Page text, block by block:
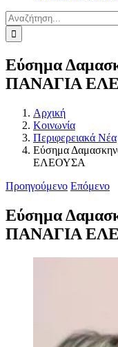
Αναζήτηση
για:
Εύσημα
ΠΑΝΑΓΙΑ
Αρχική
Κοινωνία
Περιφερειακά Νέα
Εύσημα
ΕΛΕΟΥΣΑ
Προηγούμενο Επόμενο
Εύσημα
ΠΑΝΑΓΙΑ